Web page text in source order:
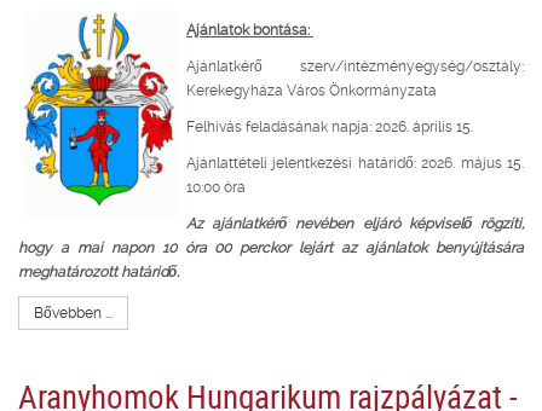
Ajánlatok bontása:
Ajánlatkérő szerv/intézményegység/osztály:
Kerekegyháza Város Önkormányzata
Felhívás feladásának napja: 2026. április 15.
Ajánlattételi jelentkezési határidő: 2026. május 15.
10:00 óra
Az ajánlatkérő nevében eljáró képviselő rögzíti,
hogy a mai napon 10 óra 00 perckor lejárt az ajánlatok benyújtására
meghatározott határidő.
Bővebben ...
Aranyhomok Hungarikum rajzpályázat -